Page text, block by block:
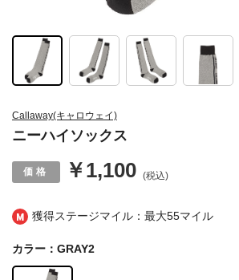
獲得ステージマイル：最大55マイル
Callaway(キャロウェイ)
ニーハイソックス
￥1,100 (税込)
カラー：GRAY2